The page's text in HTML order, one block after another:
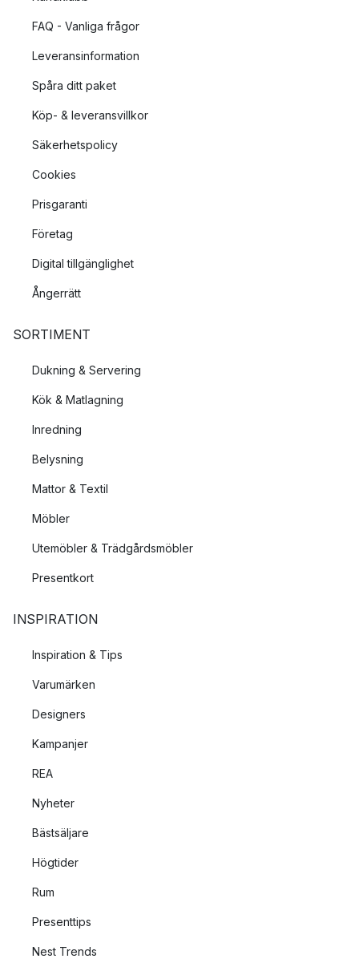
FAQ - Vanliga frågor
Leveransinformation
Spåra ditt paket
Köp- & leveransvillkor
Säkerhetspolicy
Cookies
Prisgaranti
Företag
Digital tillgänglighet
Ångerrätt
SORTIMENT
Dukning & Servering
Kök & Matlagning
Inredning
Belysning
Mattor & Textil
Möbler
Utemöbler & Trädgårdsmöbler
Presentkort
INSPIRATION
Inspiration & Tips
Varumärken
Designers
Kampanjer
REA
Nyheter
Bästsäljare
Högtider
Rum
Presenttips
Nest Trends